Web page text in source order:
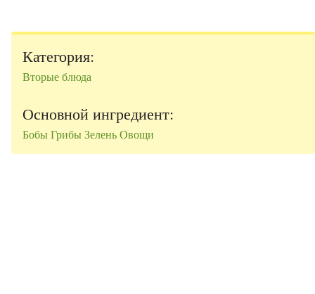
Категория:
Вторые блюда
Основной ингредиент:
БобыГрибыЗеленьОвощи